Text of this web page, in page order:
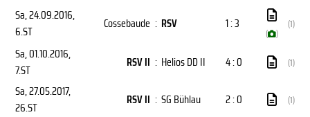
Sa, 24.09.2016,
6.ST
Cossebaude : RSV 1 : 3
( )
(1)
Sa, 01.10.2016,
7.ST
RSV II : Helios DD II 4 : 0 (1)
Sa, 27.05.2017,
26.ST
RSV II : SG Bühlau 2 : 0 (1)